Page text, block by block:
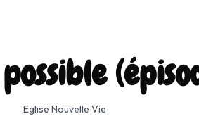
Eglise Nouvelle Vie